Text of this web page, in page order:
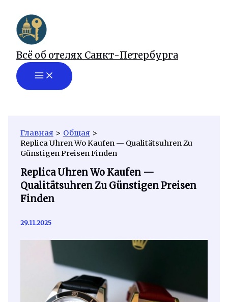
содержимому
Всё об отелях Санкт-Петербурга
Главная
Общая
Replica Uhren Wo Kaufen — Qualitätsuhren Zu
Günstigen Preisen Finden
Replica Uhren Wo Kaufen —
Qualitätsuhren Zu Günstigen Preisen
Finden
29.11.2025